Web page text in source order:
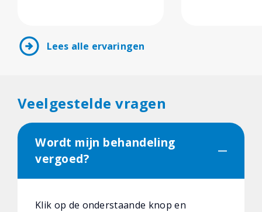
arrow_circle_right Lees alle ervaringen
Veelgestelde vragen
Wordt mijn behandeling
vergoed?
Klik op de onderstaande knop en